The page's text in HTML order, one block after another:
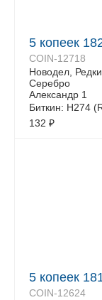
5 копеек
COIN-12718
Новодел,
Серебро
Александр 1
Биткин: Н274
132 ₽
5 копеек
COIN-12624